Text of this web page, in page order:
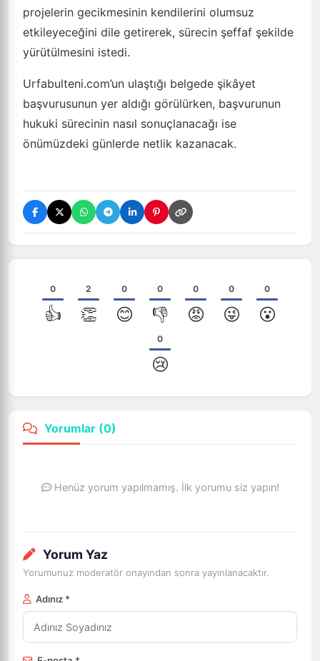
projelerin gecikmesinin kendilerini olumsuz
etkileyeceğini dile getirerek, sürecin şeffaf şekilde
yürütülmesini istedi.
Urfabulteni.com’un ulaştığı belgede şikâyet
başvurusunun yer aldığı görülürken, başvurunun
hukuki sürecinin nasıl sonuçlanacağı ise
önümüzdeki günlerde netlik kazanacak.
0
👍
2
👏
0
😊
0
👎
0
😡
0
😜
0
😮
0
😢
Yorumlar (0)
Henüz yorum yapılmamış. İlk yorumu siz yapın!
Yorum Yaz
Yorumunuz moderatör onayından sonra yayınlanacaktır.
Adınız *